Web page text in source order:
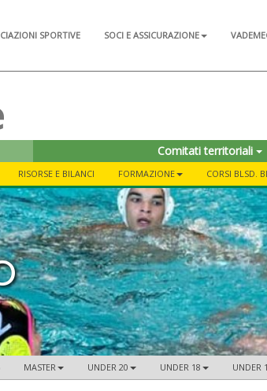
SPORTIVE SOCI E ASSICURAZIONE
Comitati territoriali
RISORSE E BILANCI FORMAZIONE CORSI BLSD.
MASTER UNDER 20 UNDER 18 UNDER